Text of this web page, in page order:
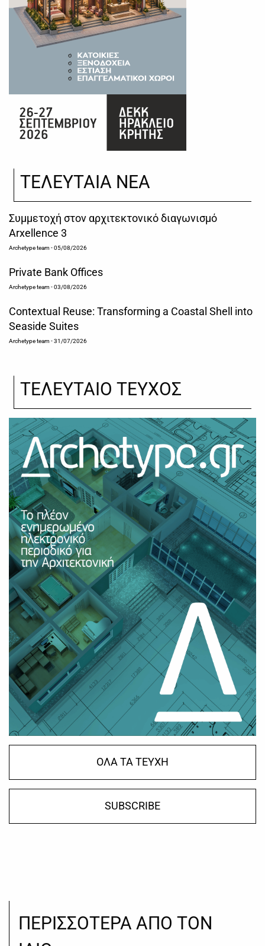
ΤΕΛΕΥΤΑΙΑ ΝΕΑ
Συμμετοχή στον αρχιτεκτονικό διαγωνισμό
Arxellence 3
Archetype team- 05/08/2026
Private Bank Offices
Archetype team- 03/08/2026
Contextual Reuse: Transforming a Coastal Shell into
Seaside Suites
Archetype team- 31/07/2026
ΤΕΛΕΥΤΑΙΟ ΤΕΥΧΟΣ
ΟΛΑ ΤΑ ΤΕΥΧΗ
SUBSCRIBE
ΠΕΡΙΣΣΟΤΕΡΑ ΑΠΟ ΤΟΝ